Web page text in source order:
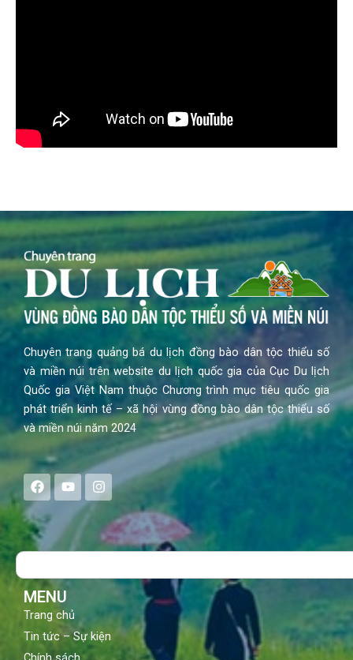
Chuyên trang quảng bá du lịch đồng bào dân tộc thiểu số
và miền núi trên website du lịch quốc gia của Cục Du lịch
Quốc gia Việt Nam thuộc Chương trình mục tiêu quốc gia
phát triển kinh tế – xã hội vùng đồng bào dân tộc thiểu số
và miền núi năm 2024
F
a
c
e
b
o
Y
o
u
t
u
b
I
n
s
a
g
Search
MENU
Trang chủ
Tin tức – Sự kiện